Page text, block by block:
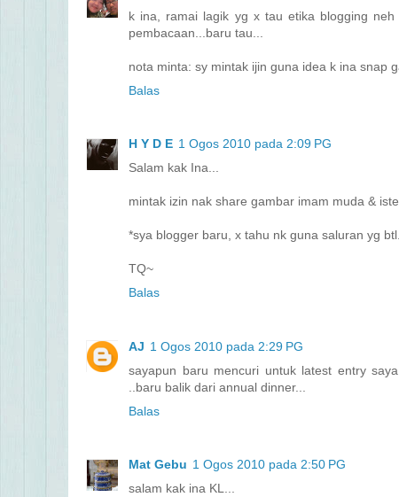
k ina, ramai lagik yg x tau etika blogging
pembacaan...baru tau...
nota minta: sy mintak ijin guna idea k ina snap
Balas
H Y D E 1 Ogos 2010 pada 2:09 PG
Salam kak Ina...
mintak izin nak share gambar imam muda &
*sya blogger baru, x tahu nk guna saluran yg
TQ~
Balas
AJ 1 Ogos 2010 pada 2:29 PG
sayapun baru mencuri untuk latest entry
..baru balik dari annual dinner...
Balas
Mat Gebu 1 Ogos 2010 pada 2:50 PG
salam kak ina KL...